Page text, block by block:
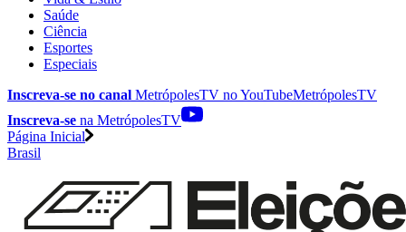
Saúde
Ciência
Esportes
Especiais
Inscreva-se no canal MetrópolesTV noYouTubeMetrópolesTV
Inscreva-se na MetrópolesTV
Página Inicial
Brasil